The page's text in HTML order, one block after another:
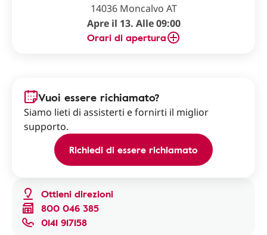
14036 Moncalvo AT
Apre il 13. Alle 09:00
Orari di apertura
Ottieni direzioni
800 046 385
0141 917158
Vuoi essere richiamato?
Siamo lieti di assisterti e fornirti il miglior
supporto.
Richiedi di essere richiamato